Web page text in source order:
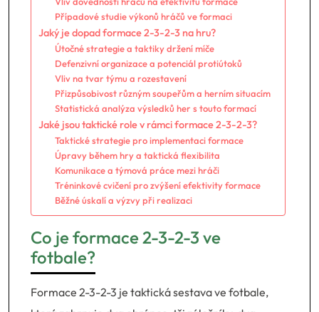
Případové studie výkonů hráčů ve formaci
Jaký je dopad formace 2-3-2-3 na hru?
Útočné strategie a taktiky držení míče
Defenzivní organizace a potenciál protiútoků
Vliv na tvar týmu a rozestavení
Přizpůsobivost různým soupeřům a herním situacím
Statistická analýza výsledků her s touto formací
Jaké jsou taktické role v rámci formace 2-3-2-3?
Taktické strategie pro implementaci formace
Úpravy během hry a taktická flexibilita
Komunikace a týmová práce mezi hráči
Tréninkové cvičení pro zvýšení efektivity formace
Běžné úskalí a výzvy při realizaci
Co je formace 2-3-2-3 ve
fotbale?
Formace 2-3-2-3 je taktická sestava ve fotbale,